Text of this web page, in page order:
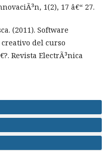
1(2), 17 â€“ 27.
(2011). Software
del curso
Revista ElectrÃ³nica